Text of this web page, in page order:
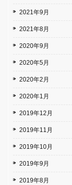
2021年9月
2021年8月
2020年9月
2020年5月
2020年2月
2020年1月
2019年12月
2019年11月
2019年10月
2019年9月
2019年8月